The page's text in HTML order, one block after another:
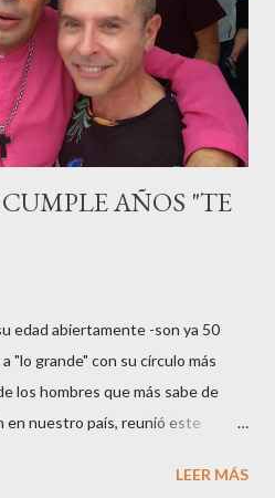
con el embarazo, ahora es una
que ha sido padre este año ha
, el top que desfiló en las mejores
AÑOS "TE
edad abiertamente -son ya 50
"lo grande" con su círculo más
los hombres que más sabe de
en nuestro país, reunió este
lo largo de su vida profesional han
LEER MÁS